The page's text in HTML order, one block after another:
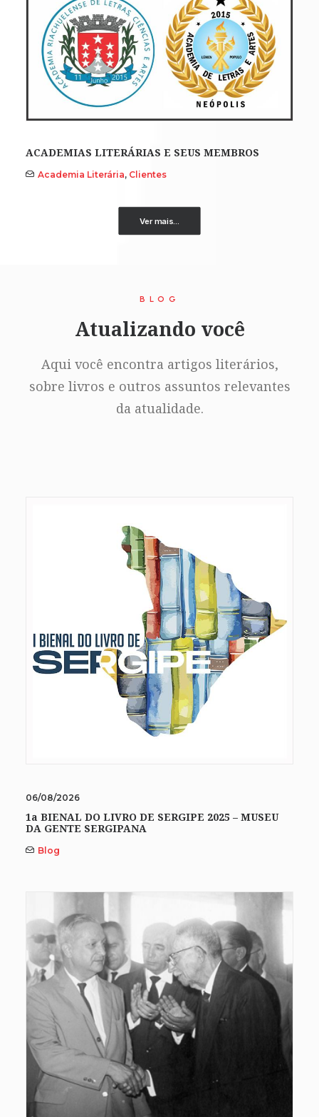
ACADEMIAS LITERÁRIAS E SEUS MEMBROS
Academia Literária, Clientes
Ver mais...
BLOG
Atualizando você
Aqui você encontra artigos literários,
sobre livros e outros assuntos relevantes
da atualidade.
06/08/2026
1a BIENAL DO LIVRO DE SERGIPE 2025 – MUSEU
DA GENTE SERGIPANA
Blog